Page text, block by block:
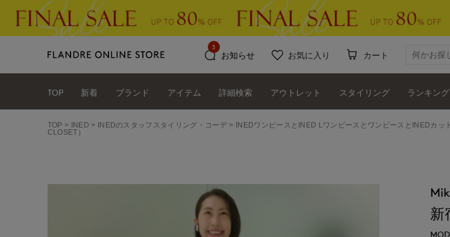
お知らせ
3
お気に入り カート
TOP 新着 ブランド アイテム 詳細検索 アウトレット スタイリング ランキング
TOP INED INEDのスタッフスタイリング・コーデ
INEDワンピースとINED LワンピースとワンピースとINEDカ
CLOSET）
新